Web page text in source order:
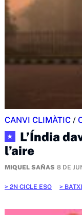
CANVI CLIMÀTIC /
★
L’Índia
l’aire
MIQUEL SAÑAS 8 DE
2N CICLE ESO